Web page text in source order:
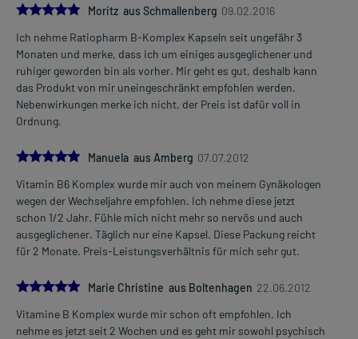
5.0
Moritz aus Schmallenberg 09.02.2016
Ich nehme Ratiopharm B-Komplex Kapseln seit ungefähr 3
Monaten und merke, dass ich um einiges ausgeglichener und
ruhiger geworden bin als vorher. Mir geht es gut, deshalb kann
das Produkt von mir uneingeschränkt empfohlen werden.
Nebenwirkungen merke ich nicht, der Preis ist dafür voll in
Ordnung.
5.0
Manuela aus Amberg 07.07.2012
Vitamin B6 Komplex wurde mir auch von meinem Gynäkologen
wegen der Wechseljahre empfohlen. Ich nehme diese jetzt
schon 1/2 Jahr. Fühle mich nicht mehr so nervös und auch
ausgeglichener. Täglich nur eine Kapsel. Diese Packung reicht
für 2 Monate. Preis-Leistungsverhältnis für mich sehr gut.
5.0
Marie Christine aus Boltenhagen 22.06.2012
Vitamine B Komplex wurde mir schon oft empfohlen. Ich
nehme es jetzt seit 2 Wochen und es geht mir sowohl psychisch